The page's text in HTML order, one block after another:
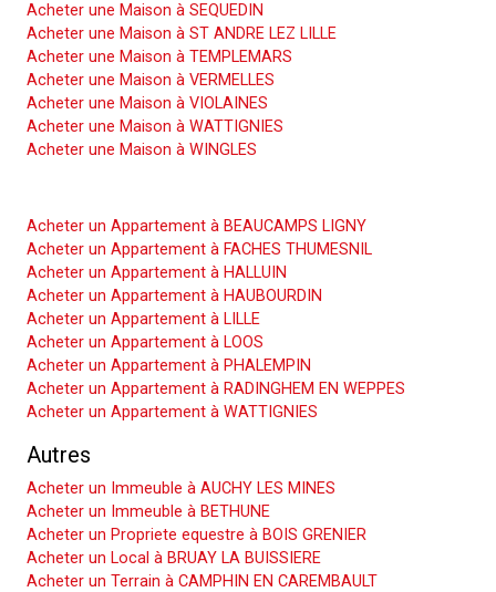
Acheter une Maison à SEQUEDIN
Acheter une Maison à ST ANDRE LEZ LILLE
Acheter une Maison à TEMPLEMARS
Acheter une Maison à VERMELLES
Acheter une Maison à VIOLAINES
Acheter une Maison à WATTIGNIES
Acheter une Maison à WINGLES
Acheter un Appartement à BEAUCAMPS LIGNY
Acheter un Appartement à FACHES THUMESNIL
Acheter un Appartement à HALLUIN
Acheter un Appartement à HAUBOURDIN
Acheter un Appartement à LILLE
Acheter un Appartement à LOOS
Acheter un Appartement à PHALEMPIN
Acheter un Appartement à RADINGHEM EN WEPPES
Acheter un Appartement à WATTIGNIES
Autres
Acheter un Immeuble à AUCHY LES MINES
Acheter un Immeuble à BETHUNE
Acheter un Propriete equestre à BOIS GRENIER
Acheter un Local à BRUAY LA BUISSIERE
Acheter un Terrain à CAMPHIN EN CAREMBAULT